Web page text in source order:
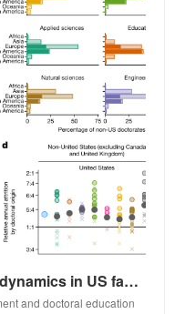
Quantifying hierarchy and dynamics in US faculty hiring and retention - Nature
and doctoral education